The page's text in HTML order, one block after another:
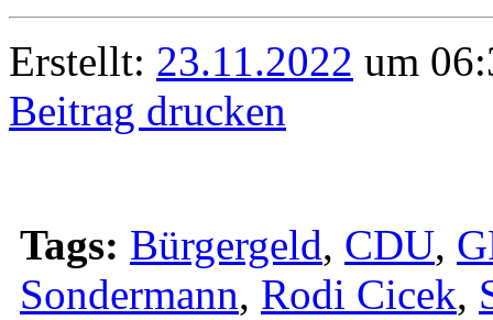
Erstellt: 23.11.2022 um
Beitrag drucken
Tags: Bürgergeld, CDU,
Sondermann, Rodi Cicek,